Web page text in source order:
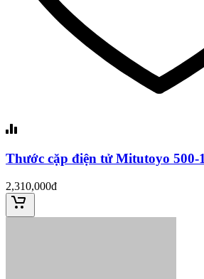
Thước cặp điện tử Mitutoyo 500-
2,310,000đ